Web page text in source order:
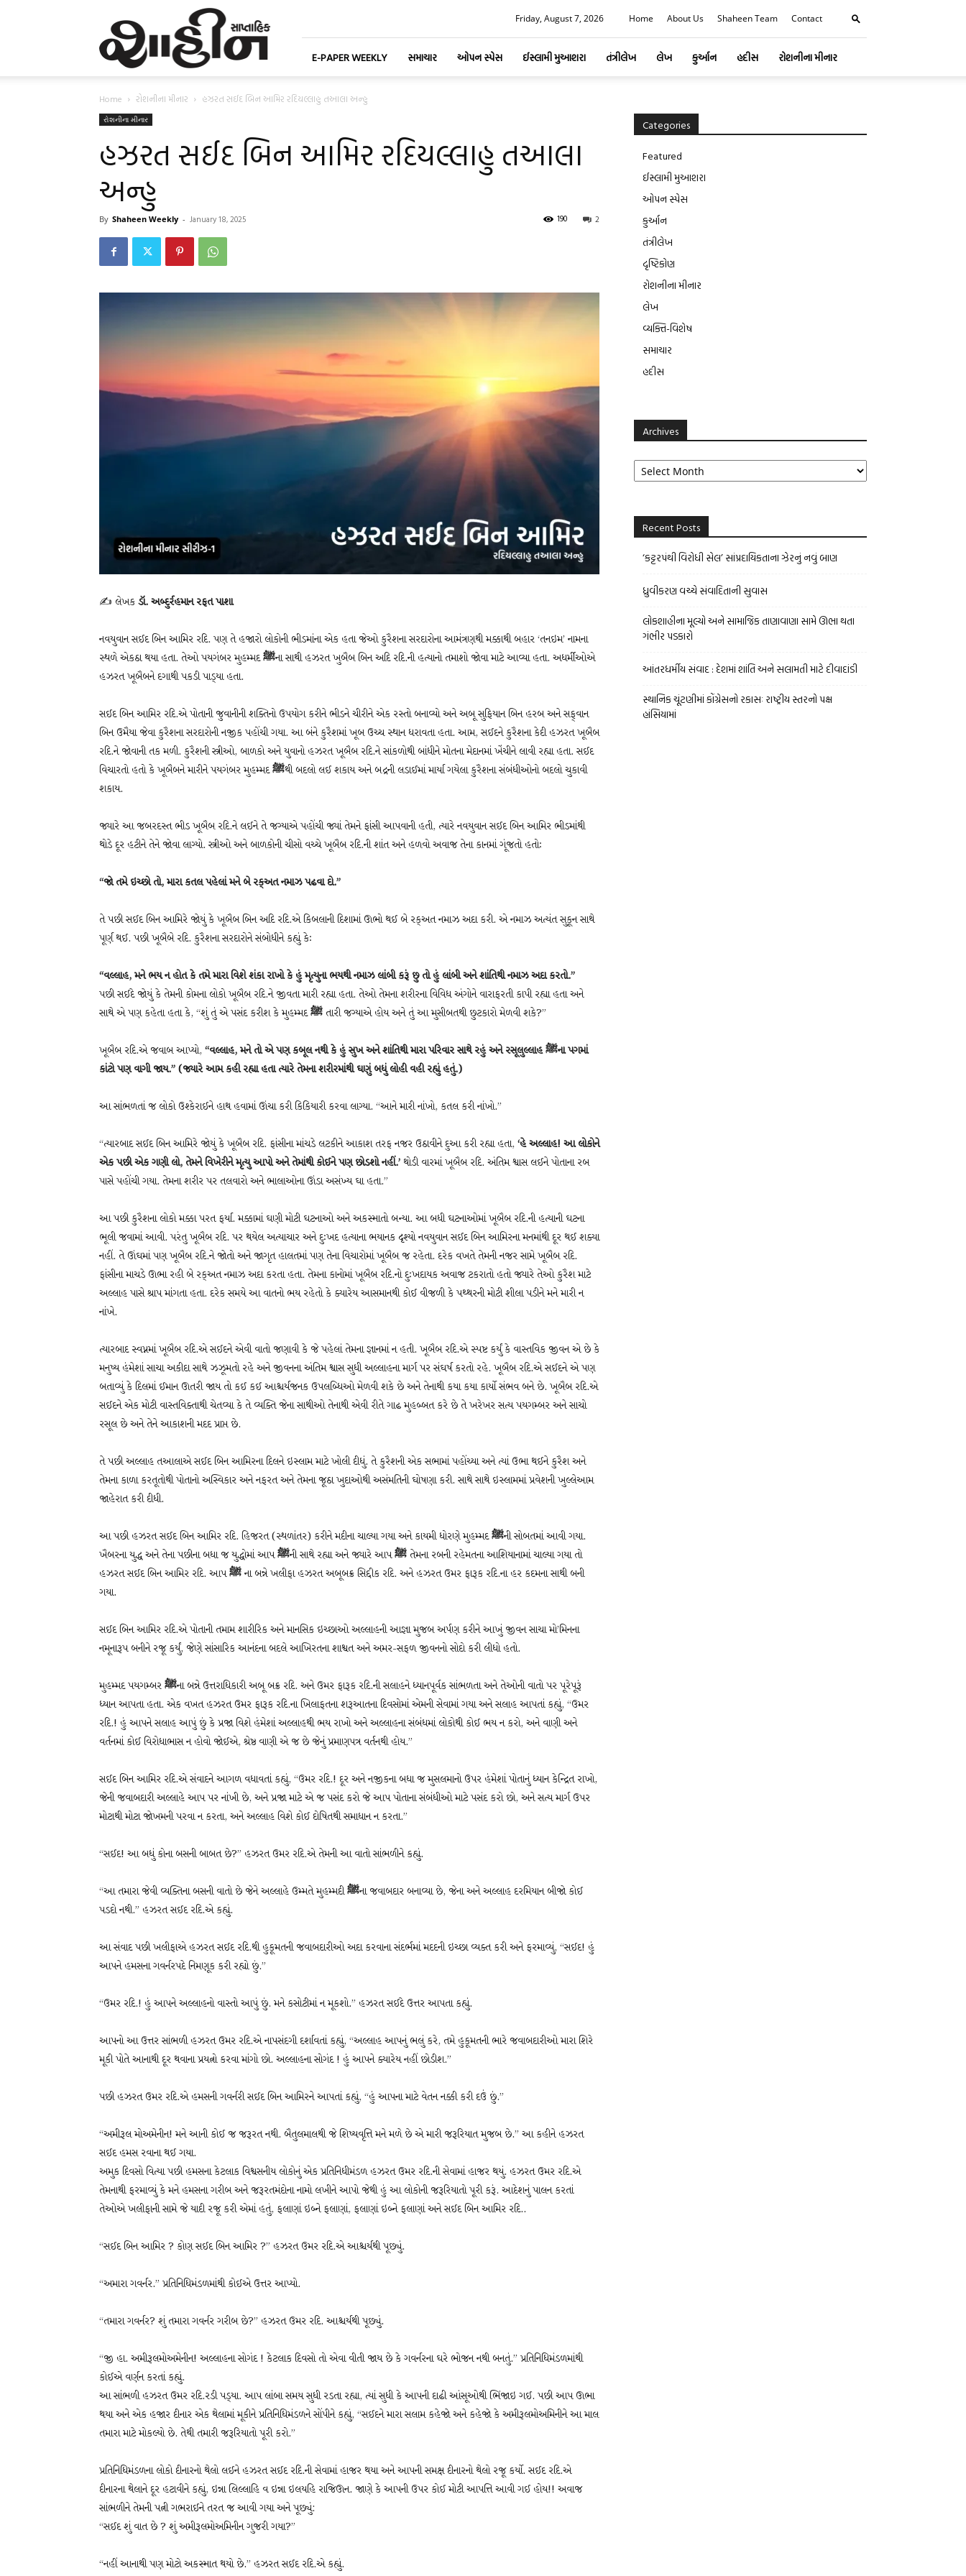
Gujarati
Weekly
Newspaper
Friday, August 7, 2026 Home About Us Shaheen Team Contact
E-PAPER WEEKLY સમાચાર ઓપન સ્પેસ ઈસ્લામી મુઆશરા તંત્રીલેખ લેખ કુર્આન હદીસ રોશનીના મીનાર
Home રોશનીના મીનાર હઝરત સઈદ બિન આમિર રદિયલ્લાહુ તઆલા અન્હુ
રોશનીના મીનાર
હઝરત સઈદ બિન આમિર રદિયલ્લાહુ તઆલા
અન્હુ
By Shaheen Weekly - January 18, 2025 2
190
✍️ લેખકડૉ. અબ્દુર્રહમાન રફત પાશા
નવયુવાન સઈદ બિન આમિર રદિ. પણ તે હજારો લોકોની ભીડમાંના એક હતા જેઓ કુરૈશના સરદારોના આમંત્રણથી મક્કાથી બહાર ‘તનઇમ’ નામના
સ્થળે એકઠા થયા હતા. તેઓ પયગંબર મુહમ્મદﷺના સાથી હઝરત ખુબૈબ બિન અદિ રદિ.ની હત્યાનો તમાશો જોવા માટે આવ્યા હતા. અધર્મીઓએ
હઝરત ખૂબૈબને દગાથી પકડી પાડ્‌યા હતા.
સઈદ બિન આમિર રદિ.એ પોતાની જુવાનીની શક્તિનો ઉપયોગ કરીને ભીડને ચીરીને એક રસ્તો બનાવ્યો અને અબૂ સુફિયાન બિન હરબ અને સફ્‌વાન
બિન ઉમૈયા જેવા કુરૈશના સરદારોની નજીક પહોંચી ગયા. આ બંને કુરૈશમાં ખૂબ ઉચ્ચ સ્થાન ધરાવતા હતા. આમ, સઈદને કુરૈશના કેદી હઝરત ખૂબૈબ
રદિ.ને જોવાની તક મળી. કુરૈશની સ્ત્રીઓ, બાળકો અને યુવાનો હઝરત ખૂબૈબ રદિ.ને સાંકળોથી બાંધીને મોતના મેદાનમાં ખેંચીને લાવી રહ્યા હતા. સઈદ
વિચારતો હતો કે ખૂબૈબને મારીને પયગંબર મુહમ્મદﷺથી બદલો લઈ શકાય અને બદ્રની લડાઈમાં માર્યા ગયેલા કુરૈશના સંબંધીઓનો બદલો ચુકાવી
શકાય.
જ્યારે આ જબરદસ્ત ભીડ ખૂબૈબ રદિ.ને લઈને તે જગ્યાએ પહોંચી જ્યાં તેમને ફાંસી આપવાની હતી, ત્યારે નવયુવાન સઈદ બિન આમિર ભીડમાંથી
થોડે દૂર હટીને તેને જોવા લાગ્યો. સ્ત્રીઓ અને બાળકોની ચીસો વચ્ચે ખૂબૈબ રદિ.ની શાંત અને હળવો અવાજ તેના કાનમાં ગૂંજતો હતોઃ
“જો તમે ઇચ્છો તો, મારા કતલ પહેલાં મને બે રક્‌અત નમાઝ પઢવા દો.”
તે પછી સઈદ બિન આમિરે જોયું કે ખૂબૈબ બિન અદિ રદિ.એ કિબલાની દિશામાં ઊભો થઈ બે રક્‌અત નમાઝ અદા કરી. એ નમાઝ અત્યંત સુકૂન સાથે
પૂર્ણ થઈ. પછી ખૂબૈબે રદિ. કુરૈશના સરદારોને સંબોધીને કહ્યું કેઃ
“વલ્લાહ, મને ભય ન હોત કે તમે મારા વિશે શંકા રાખો કે હું મૃત્યુના ભયથી નમાઝ લાંબી કરૂં છુ તો હું લાંબી અને શાંતિથી નમાઝ અદા કરતો.”
પછી સઈદે જોયું કે તેમની કોમના લોકો ખૂબૈબ રદિ.ને જીવતા મારી રહ્યા હતા. તેઓ તેમના શરીરના વિવિધ અંગોને વારાફરતી કાપી રહ્યા હતા અને
સાથે એ પણ કહેતા હતા કે, “શું તું એ પસંદ કરીશ કે મુહમ્મદﷺ તારી જગ્યાએ હોય અને તું આ મુસીબતથી છુટકારો મેળવી શકે?”
ખૂબૈબ રદિ.એ જવાબ આપ્યો, “વલ્લાહ, મને તો એ પણ કબૂલ નથી કે હું સુખ અને શાંતિથી મારા પરિવાર સાથે રહું અને રસૂલુલ્લાહﷺના પગમાં
કાંટો પણ વાગી જાય.” (જ્યારે આમ કહી રહ્યા હતા ત્યારે તેમના શરીરમાંથી ઘણું બધું લોહી વહી રહ્યું હતું.)
આ સાંભળતાં જ લોકો ઉશ્કેરાઈને હાથ હવામાં ઊંચા કરી કિકિયારી કરવા લાગ્યા. “આને મારી નાંખો, કતલ કરી નાંખો.”
“ત્યારબાદ સઈદ બિન આમિરે જોયું કે ખૂબૈબ રદિ. ફાંસીના માંચડે લટકીને આકાશ તરફ નજર ઉઠાવીને દુઆ કરી રહ્યા હતા, ‘હે અલ્લાહ! આ લોકોને
એક પછી એક ગણી લો, તેમને વિખેરીને મૃત્યુ આપો અને તેમાંથી કોઈને પણ છોડશો નહીં.’થોડી વારમાં ખૂબૈબ રદિ. અંતિમ શ્વાસ લઈને પોતાના રબ
પાસે પહોંચી ગયા. તેમના શરીર પર તલવારો અને ભાલાઓના ઊંડા અસંખ્ય ઘા હતા.”
આ પછી કુરૈશના લોકો મક્કા પરત ફર્યા. મક્કામાં ઘણી મોટી ઘટનાઓ અને અકસ્માતો બન્યા. આ બધી ઘટનાઓમાં ખૂબૈબ રદિ.ની હત્યાની ઘટના
ભૂલી જવામાં આવી. પરંતુ ખૂબૈબ રદિ. પર થયેલ અત્યાચાર અને દુઃખદ હત્યાના ભયાનક દૃશ્યો નવયુવાન સઈદ બિન આમિરના મનમાંથી દૂર થઈ શક્યા
નહીં. તે ઊંઘમાં પણ ખૂબૈબ રદિ.ને જોતો અને જાગૃત હાલતમાં પણ તેના વિચારોમાં ખૂબૈબ જ રહેતા. દરેક વખતે તેમની નજર સામે ખૂબૈબ રદિ.
ફાંસીના માચડે ઊભા રહી બે રક્‌અત નમાઝ અદા કરતા હતા. તેમના કાનોમાં ખૂબૈબ રદિ.નો દુઃખદાયક અવાજ ટકરાતો હતો જ્યારે તેઓ કુરૈશ માટે
અલ્લાહ પાસે શ્રાપ માંગતા હતા. દરેક સમયે આ વાતનો ભય રહેતો કે ક્યારેય આસમાનથી કોઈ વીજળી કે પથ્થરની મોટી શીલા પડીને મને મારી ન
નાંખે.
ત્યારબાદ સ્વપ્નમાં ખૂબૈબ રદિ.એ સઈદને એવી વાતો જણાવી કે જે પહેલાં તેમના જ્ઞાનમાં ન હતી. ખૂબૈબ રદિ.એ સ્પષ્ટ કર્યું કે વાસ્તવિક જીવન એ છે કે
મનુષ્ય હંમેશાં સાચા અકીદા સાથે ઝઝૂમતો રહે અને જીવનના અંતિમ શ્વાસ સુધી અલ્લાહના માર્ગ પર સંઘર્ષ કરતો રહે. ખૂબૈબ રદિ.એ સઈદને એ પણ
બતાવ્યું કે દિલમાં ઈમાન ઊતરી જાય તો કઈ કઈ આશ્ચર્યજનક ઉપલબ્ધિઓ મેળવી શકે છે અને તેનાથી કયા કયા કાર્યો સંભવ બને છે. ખૂબૈબ રદિ.એ
સઈદને એક મોટી વાસ્તવિક્તાથી ચેતવ્યા કે તે વ્યક્તિ જેના સાથીઓ તેનાથી એવી રીતે ગાઢ મુહબ્બત કરે છે તે ખરેખર સત્ય પયગમ્બર અને સાચો
રસૂલ છે અને તેને આકાશની મદદ પ્રાપ્ત છે.
તે પછી અલ્લાહ તઆલાએ સઈદ બિન આમિરના દિલને ઇસ્લામ માટે ખોલી દીધું. તે કુરૈશની એક સભામાં પહોંચ્યા અને ત્યાં ઉભા થઈને કુરૈશ અને
તેમના કાળા કરતૂતોથી પોતાનો અસ્વિકાર અને નફરત અને તેમના જૂઠા ખુદાઓથી અસંમતિની ઘોષણા કરી. સાથે સાથે ઇસ્લામમાં પ્રવેશની ખુલ્લેઆમ
જાહેરાત કરી દીધી.
આ પછી હઝરત સઈદ બિન આમિર રદિ. હિજરત (સ્થળાંતર) કરીને મદીના ચાલ્યા ગયા અને કાયમી ધોરણે મુહમ્મદﷺની સોબતમાં આવી ગયા.
ખૈબરના યુદ્ધ અને તેના પછીના બધા જ યુદ્ધોમાં આપﷺની સાથે રહ્યા અને જ્યારે આપﷺ તેમના રબની રહેમતના આશિયાનામાં ચાલ્યા ગયા તો
હઝરત સઈદ બિન આમિર રદિ. આપﷺના બન્ને ખલીફા હઝરત અબૂબક્ર સિદ્દીક રદિ. અને હઝરત ઉમર ફારૂક રદિ.ના હર કદમના સાથી બની
ગયા.
સઈદ બિન આમિર રદિ.એ પોતાની તમામ શારીરિક અને માનસિક ઇચ્છાઓ અલ્લાહની આજ્ઞા મુજબ અર્પણ કરીને આખું જીવન સાચા મો’મિનના
નમૂનારૂપ બનીને રજૂ કર્યું, જેણે સાંસારિક આનંદના બદલે આખિરતના શાશ્વત અને અમર-સફળ જીવનનો સોદો કરી લીધો હતો.
મુહમ્મદ પયગમ્બરﷺના બન્ને ઉત્તરાધિકારી અબૂ બક્ર રદિ. અને ઉમર ફારૂક રદિ.ની સલાહને ધ્યાનપૂર્વક સાંભળતા અને તેઓની વાતો પર પૂરેપૂરૂં
ધ્યાન આપતા હતા. એક વખત હઝરત ઉમર ફારૂક રદિ.ના ખિલાફતના શરૂઆતના દિવસોમાં એમની સેવામાં ગયા અને સલાહ આપતાં કહ્યું, “ઉમર
રદિ.! હું આપને સલાહ આપું છું કે પ્રજા વિશે હંમેશાં અલ્લાહથી ભય રાખો અને અલ્લાહના સંબંધમાં લોકોથી કોઈ ભય ન કરો, અને વાણી અને
વર્તનમાં કોઈ વિરોધાભાસ ન હોવો જોઈએ, શ્રેષ્ઠ વાણી એ જ છે જેનું પ્રમાણપત્ર વર્તનથી હોય.”
સઈદ બિન આમિર રદિ.એ સંવાદને આગળ વધાવતાં કહ્યું, “ઉમર રદિ.! દૂર અને નજીકના બધા જ મુસલમાનો ઉપર હંમેશાં પોતાનું ધ્યાન કેન્દ્રિત રાખો,
જેની જવાબદારી અલ્લાહે આપ પર નાંખી છે, અને પ્રજા માટે એ જ પસંદ કરો જે આપ પોતાના સંબંધીઓ માટે પસંદ કરો છો, અને સત્ય માર્ગ ઉપર
મોટાથી મોટા જોખમની પરવા ન કરતા, અને અલ્લાહ વિશે કોઈ દોષિતથી સમાધાન ન કરતા.”
“સઈદ! આ બધું કોના બસની બાબત છે?” હઝરત ઉમર રદિ.એ તેમની આ વાતો સાંભળીને કહ્યું.
“આ તમારા જેવી વ્યક્તિના બસની વાતો છે જેને અલ્લાહે ઉમ્મતે મુહમ્મદીﷺના જવાબદાર બનાવ્યા છે, જેના અને અલ્લાહ દરમિયાન બીજો કોઈ
પડદો નથી.” હઝરત સઈદ રદિ.એ કહ્યું.
આ સંવાદ પછી ખલીફાએ હઝરત સઈદ રદિ.થી હુકૂમતની જવાબદારીઓ અદા કરવાના સંદર્ભમાં મદદની ઇચ્છા વ્યક્ત કરી અને ફરમાવ્યું, “સઈદ! હું
આપને હમસના ગવર્નરપદે નિમણૂક કરી રહ્યો છું.”
“ઉમર રદિ.! હું આપને અલ્લાહનો વાસ્તો આપું છું. મને કસોટીમાં ન મૂકશો.” હઝરત સઈદે ઉત્તર આપતા કહ્યું.
આપનો આ ઉત્તર સાંભળી હઝરત ઉમર રદિ.એ નાપસંદગી દર્શાવતાં કહ્યું, “અલ્લાહ આપનું ભલું કરે, તમે હુકૂમતની ભારે જવાબદારીઓ મારા શિરે
મૂકી પોતે આનાથી દૂર થવાના પ્રયત્નો કરવા માંગો છો. અલ્લાહના સોગંદ ! હું આપને ક્યારેય નહીં છોડીશ.”
પછી હઝરત ઉમર રદિ.એ હમસની ગવર્નરી સઈદ બિન આમિરને આપતાં કહ્યું, “હું આપના માટે વેતન નક્કી કરી દઉં છું.”
“અમીરૂલ મોઅમેનીન! મને આની કોઈ જ જરૂરત નથી. બૈતુલમાલથી જે શિષ્યવૃત્તિ મને મળે છે એ મારી જરૂરિયાત મુજબ છે.” આ કહીને હઝરત
સઈદ હમસ રવાના થઈ ગયા.
અમુક દિવસો વિત્યા પછી હમસના કેટલાક વિશ્વસનીય લોકોનું એક પ્રતિનિધીમંડળ હઝરત ઉમર રદિ.ની સેવામાં હાજર થયું. હઝરત ઉમર રદિ.એ
તેમનાથી ફરમાવ્યું કે મને હમસના ગરીબ અને જરૂરતમંદોના નામો લખીને આપો જેથી હું આ લોકોની જરૂરિયાતો પૂરી કરૂં. આદેશનું પાલન કરતાં
તેઓએ ખલીફાની સામે જે યાદી રજૂ કરી એમાં હતું, ફલાણાં ઇબ્ને ફલાણાં, ફલાણાં ઇબ્ને ફલાણાં અને સઈદ બિન આમિર રદિ..
“સઈદ બિન આમિર ? કોણ સઈદ બિન આમિર ?” હઝરત ઉમર રદિ.એ આશ્ચર્યથી પૂછ્યું.
“અમારા ગવર્નર.” પ્રતિનિધિમંડળમાંથી કોઈએ ઉત્તર આપ્યો.
“તમારા ગવર્નર? શું તમારા ગવર્નર ગરીબ છે?” હઝરત ઉમર રદિ. આશ્ચર્યથી પૂછ્યું.
“જી હા. અમીરૂલમોઅમેનીન! અલ્લાહના સોગંદ ! કેટલાક દિવસો તો એવા વીતી જાય છે કે ગવર્નરના ઘરે ભોજન નથી બનતું.” પ્રતિનિધિમંડળમાંથી
કોઈએ વર્ણન કરતાં કહ્યું.
આ સાંભળી હઝરત ઉમર રદિ.રડી પડ્‌યા. આપ લાંબા સમય સુધી રડતા રહ્યા, ત્યાં સુધી કે આપની દાઢી આંસૂઓથી ભિંજાઇ ગઈ. પછી આપ ઊભા
થયા અને એક હજાર દીનાર એક થેલામાં મૂકીને પ્રતિનિધિમંડળને સોંપીને કહ્યું, “સઈદને મારા સલામ કહેજો અને કહેજો કે અમીરૂલમોઅમિનીને આ માલ
તમારા માટે મોકલ્યો છે. તેથી તમારી જરૂરિયાતો પૂરી કરો.”
પ્રતિનિધિમંડળના લોકો દીનારનો થેલો લઈને હઝરત સઈદ રદિ.ની સેવામાં હાજર થયા અને આપની સમક્ષ દીનારનો થેલો રજૂ કર્યો. સઈદ રદિ.એ
દીનારના થેલાને દૂર હટાવીને કહ્યું, ઇન્ના લિલ્લાહિ વ ઇન્ના ઇલયહિ રાજિઊન. જાણે કે આપની ઉપર કોઈ મોટી આપત્તિ આવી ગઈ હોય!! અવાજ
સાંભળીને તેમની પત્ની ગભરાઈને તરત જ આવી ગયા અને પૂછ્યું:
“સઈદ શું વાત છે ? શું અમીરૂલમોઅમિનીન ગુજરી ગયા?”
“નહીં આનાથી પણ મોટો અકસ્માત થયો છે.” હઝરત સઈદ રદિ.એ કહ્યું.
Categories
Featured
ઈસ્લામી મુઆશરા
ઓપન સ્પેસ
કુર્આન
તંત્રીલેખ
દૃષ્ટિકોણ
રોશનીના મીનાર
લેખ
વ્યક્તિ-વિશેષ
સમાચાર
હદીસ
Archives
Archives
Recent Posts
‘કટ્ટરપંથી વિરોધી સેલ’ સાંપ્રદાયિકતાના ઝેરનું નવું બાણ
ધ્રુવીકરણ વચ્ચે સંવાદિતાની સુવાસ
લોકશાહીના મૂલ્યો અને સામાજિક તાણાવાણા સામે ઊભા થતા
ગંભીર પડકારો
આંતરધર્મીય સંવાદ : દેશમાં શાંતિ અને સલામતી માટે દીવાદાંડી
સ્થાનિક ચૂંટણીમાં કોંગ્રેસનો રકાસઃ રાષ્ટ્રીય સ્તરનો પક્ષ
હાંસિયામાં